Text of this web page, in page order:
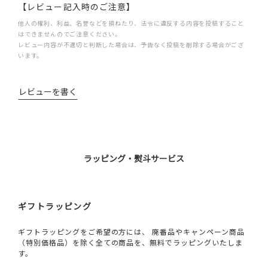
【レビュー記入時のご注意】
他人の権利、利益、名誉などを損ねたり、法令に違反する内容を投稿すること
はできませんのでご注意ください。
レビュー内容が不適切と判断した場合は、予告なく投稿を削除する場合がござ
います。
レビューを書く
ラッピング・熨斗サービス
ギフトラッピング
ギフトラッピングをご希望の方には、 廃番品やキャンペーン商品
（特別価格品）を除く全ての商品を、無料でラッピングいたしま
す。